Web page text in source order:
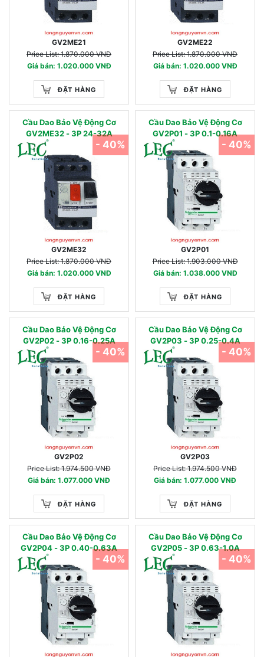
GV2ME21
Price List: 1.870.000 VNĐ
Giá bán: 1.020.000 VNĐ
ĐẶT HÀNG
GV2ME22
Price List: 1.870.000 VNĐ
Giá bán: 1.020.000 VNĐ
ĐẶT HÀNG
Cầu Dao Bảo Vệ Động Cơ
GV2ME32 - 3P 24-32A
GV2ME32
Price List: 1.870.000 VNĐ
Giá bán: 1.020.000 VNĐ
ĐẶT HÀNG
- 40%
Cầu Dao Bảo Vệ Động Cơ
GV2P01 - 3P 0.1-0.16A
GV2P01
Price List: 1.903.000 VNĐ
Giá bán: 1.038.000 VNĐ
ĐẶT HÀNG
- 40%
Cầu Dao Bảo Vệ Động Cơ
GV2P02 - 3P 0.16-0.25A
GV2P02
Price List: 1.974.500 VNĐ
Giá bán: 1.077.000 VNĐ
ĐẶT HÀNG
- 40%
Cầu Dao Bảo Vệ Động Cơ
GV2P03 - 3P 0.25-0.4A
GV2P03
Price List: 1.974.500 VNĐ
Giá bán: 1.077.000 VNĐ
ĐẶT HÀNG
- 40%
Cầu Dao Bảo Vệ Động Cơ
GV2P04 - 3P 0.40-0.63A
- 40%
Cầu Dao Bảo Vệ Động Cơ
GV2P05 - 3P 0.63-1.0A
- 40%